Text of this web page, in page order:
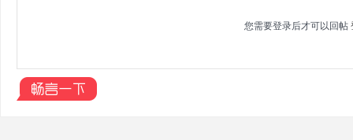
您需要登录后才可以回帖